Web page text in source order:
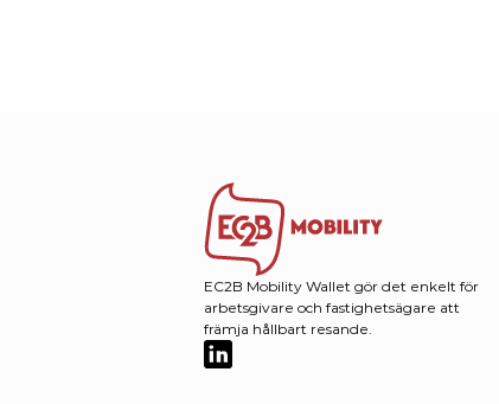
EC2B Mobility Wallet gör det enkelt för
arbetsgivare och fastighetsägare att
främja hållbart resande.